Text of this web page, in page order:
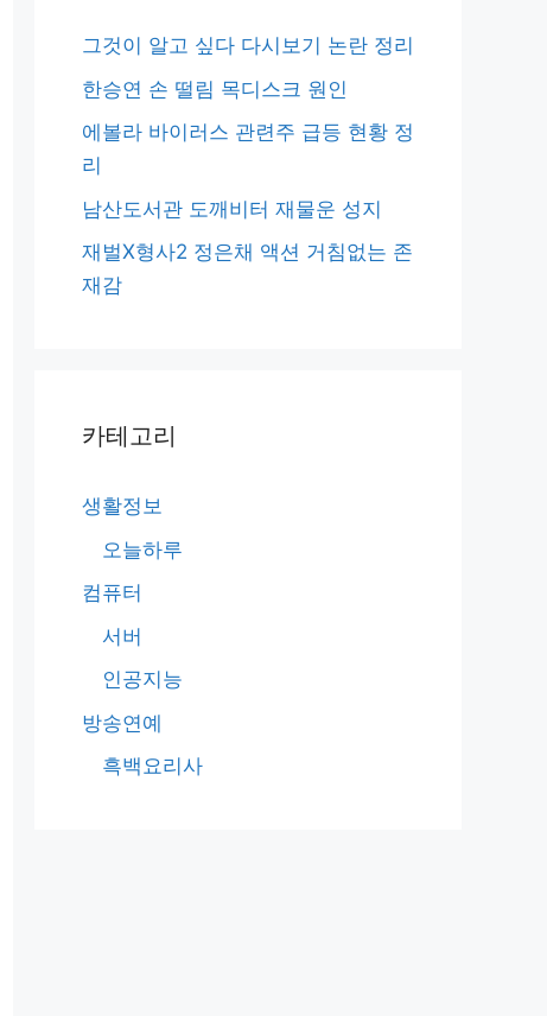
그것이 알고 싶다 다시보기 논란 정리
한승연 손 떨림 목디스크 원인
에볼라 바이러스 관련주 급등 현황 정
리
남산도서관 도깨비터 재물운 성지
재벌X형사2 정은채 액션 거침없는 존
재감
카테고리
생활정보
오늘하루
컴퓨터
서버
인공지능
방송연예
흑백요리사